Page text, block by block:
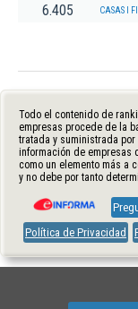
6.405 CASAS I
Todo el contenido de
empresas procede de la
tratada y suministrada por
información de empresas
como un elemento más a
y no debe por tanto
Política de Privacidad